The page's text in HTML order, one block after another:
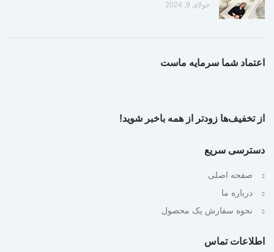
جولای 9, 2024
اعتماد شما سرمایه ماست
از تخفیف‌ها زودتر از همه باخبر شوید!
دسترسی سریع
صفحه اصلی
درباره ما
نحوه سفارش یک محصول
اطلاعات تماس